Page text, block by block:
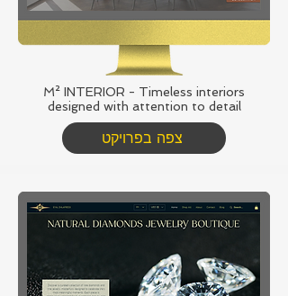
M² INTERIOR - Timeless interiors
designed with attention to detail
צפה בפרויקט